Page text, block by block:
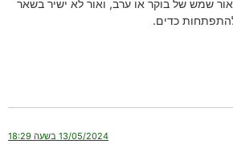
שמש של בוקר או ערב, ואור לא ישיר בשאר
כדים.
13/05/2024 בשעה 18:29